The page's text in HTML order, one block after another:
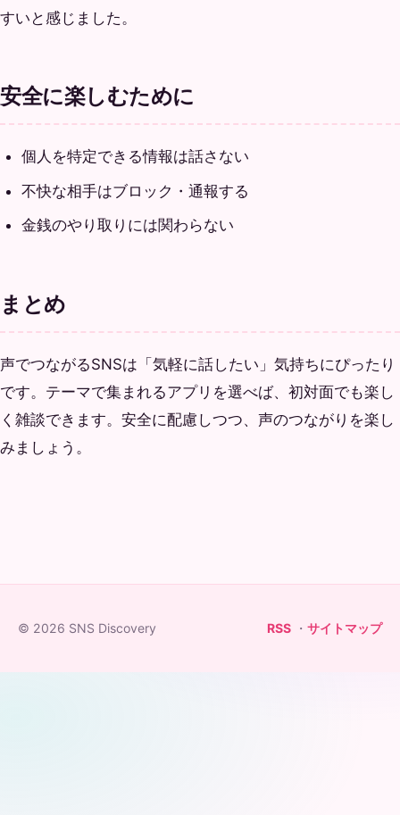
すいと感じました。
安全に楽しむために
個人を特定できる情報は話さない
不快な相手はブロック・通報する
金銭のやり取りには関わらない
まとめ
声でつながるSNSは「気軽に話したい」気持ちにぴったり
です。テーマで集まれるアプリを選べば、初対面でも楽し
く雑談できます。安全に配慮しつつ、声のつながりを楽し
みましょう。
© 2026 SNS Discovery RSS ・ サイトマップ